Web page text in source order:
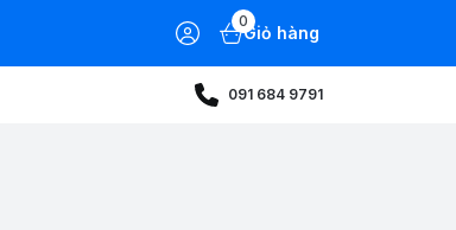
0
Giỏ hàng
091 684 9791